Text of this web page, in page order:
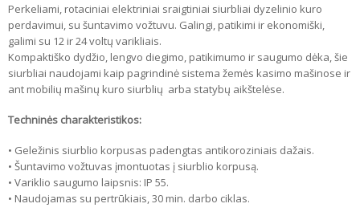
Perkeliami, rotaciniai elektriniai sraigtiniai siurbliai dyzelinio kuro
perdavimui, su šuntavimo vožtuvu. Galingi, patikimi ir ekonomiški,
galimi su 12 ir 24 voltų varikliais.
Kompaktiško dydžio, lengvo diegimo, patikimumo ir saugumo dėka, šie
siurbliai naudojami kaip pagrindinė sistema žemės kasimo mašinose ir
ant mobilių mašinų kuro siurblių arba statybų aikštelėse.
Techninės charakteristikos:
• Geležinis siurblio korpusas padengtas antikoroziniais dažais.
• Šuntavimo vožtuvas įmontuotas į siurblio korpusą.
• Variklio saugumo laipsnis: IP 55.
• Naudojamas su pertrūkiais, 30 min. darbo ciklas.